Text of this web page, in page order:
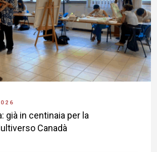
già in centinaia per la
Canadà